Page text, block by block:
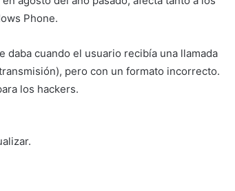
Phone.
daba cuando el usuario recibía una llamada
pero con un formato incorrecto.
los hackers.